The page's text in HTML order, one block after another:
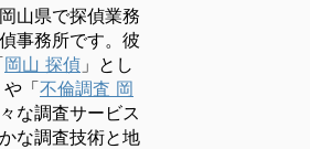
山県で探偵業務
事務所です。彼
岡山 探偵 」とし
や「不倫調査 岡
な調査サービス
な調査技術と地